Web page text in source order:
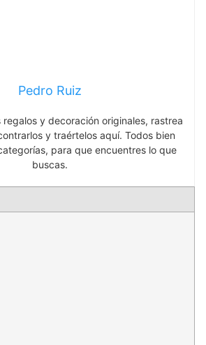
Pedro Ruiz
regalos y decoración originales, rastrea
y traértelos aquí. Todos bien
para que encuentres lo que
buscas.